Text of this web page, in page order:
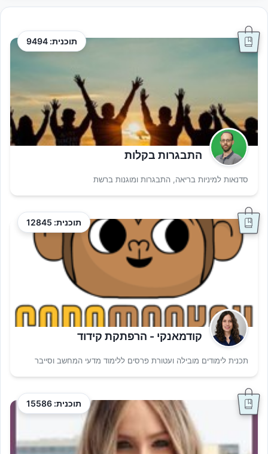
תוכנית: 9494
התבגרות בקלות
סדנאות למיניות בריאה, התבגרות ומוגנות ברשת
תוכנית: 12845
קודמאנקי - הרפתקת קידוד
תכנית לימודים מובילה ועטורת פרסים ללימוד מדעי המחשב וסייבר
תוכנית: 15586